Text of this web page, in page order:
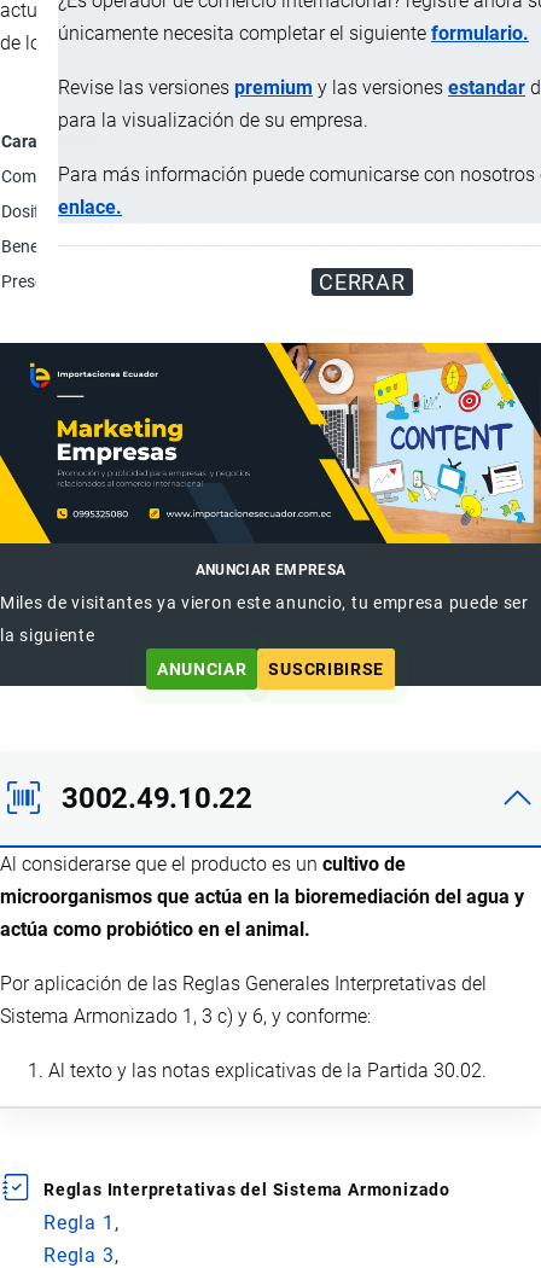
únicamente necesita completar el siguiente formulario.
Revise las versiones premium y las versiones estandar
para la visualización de su empresa.
Para más información puede comunicarse con nosotros
enlace.
CERRAR
actuando como bioremediador y mejora la microflora intestinal
de los camarones actuando como probiótico.
Característica
Composición
Bacillus subtilis 50%; Bacillus licheniformis 20%; Bacillus
Dosificación
Aplica el producto de manera uniforme después de
Beneficios
Purifica el agua, elimina el nitrógeno y desintoxica el
Presentación
ANUNCIAR EMPRESA
Miles de visitantes ya vieron este anuncio, tu empresa puede ser
la siguiente
ANUNCIAR
SUSCRIBIRSE
3002.49.10.22
Al considerarse que el producto es un cultivo de
microorganismos que actúa en la bioremediación del agua y
actúa como probiótico en el animal.
Por aplicación de las Reglas Generales Interpretativas del
Sistema Armonizado 1, 3 c) y 6, y conforme:
Al texto y las notas explicativas de la Partida 30.02.
Reglas Interpretativas del Sistema Armonizado
Regla 1
Regla 3